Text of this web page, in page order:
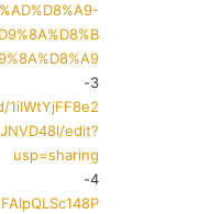
3-
edit?
usp=sharing
4-